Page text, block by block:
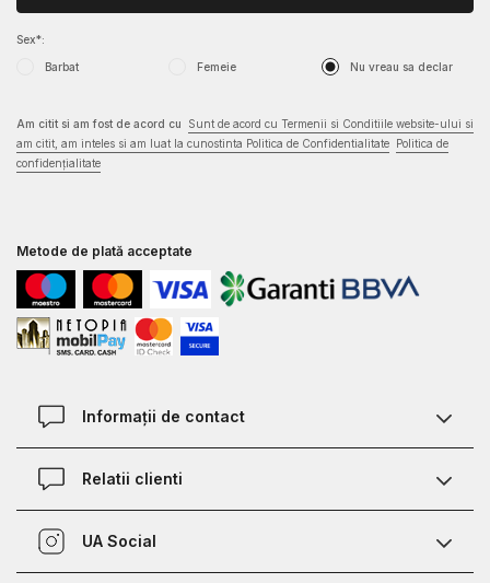
Sex*:
Barbat Femeie Nu vreau sa declar
Am citit si am fost de acord cu
Sunt de acord cu Termenii si Conditiile website-ului si
am citit, am inteles si am luat la cunostinta Politica de Confidentialitate
Politica de
confidențialitate
Metode de plată acceptate
Informații de contact
Contact
Defineste marimea
Relatii clienti
Termeni si conditii
UA Social